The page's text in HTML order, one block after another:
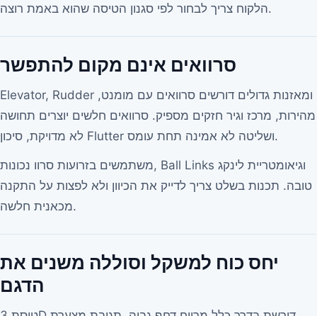
הלקוח צריך לבחור לפי סגנון הטיסה שהוא באמת רוצה.
סרוואים אינם מקום להתפשר
Elevator, Rudder ומאזנות גדולים דורשים סרוואים עם מומנט,
מהירות, מרכז וגיר חזקים מספיק. סרוואים חלשים יוצרים תחושה
לא מדויקת, סיכון Flutter ושליטה לא אמינה תחת עומס.
משתמשים בזרועות סרוו נכונות, Ball Links וגיאומטריית לינקג
טובה. תכנות בשלט צריך לדייק את הכיוון ולא לפצות על התקנה
מכאנית חלשה.
יחס כוח למשקל וסוללה משנים את
הדגם